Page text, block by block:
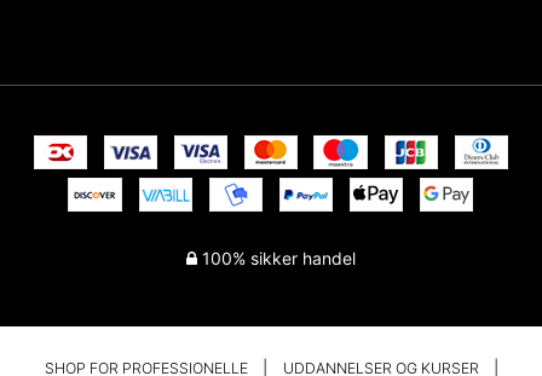
100% sikker handel
SHOP FOR PROFESSIONELLE UDDANNELSER OG KURSER